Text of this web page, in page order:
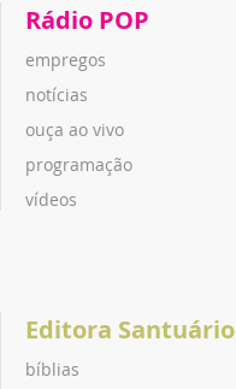
Rádio POP
empregos
notícias
ouça ao vivo
programação
vídeos
Editora Santuário
bíblias